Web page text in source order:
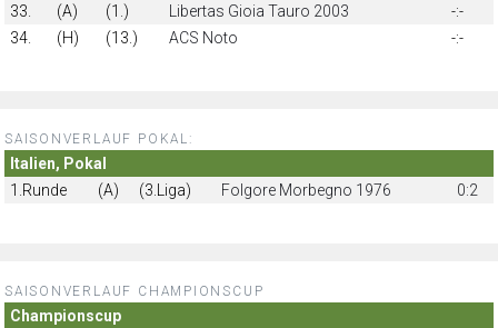
33.
(A) (1.) Libertas Gioia Tauro 2003
-:-
34.
(H) (13.) ACS Noto -:-
SAISONVERLAUF POKAL:
Italien, Pokal
1.Runde
(A) (3.Liga) Folgore Morbegno 1976 0:2
SAISONVERLAUF CHAMPIONSCUP
Championscup